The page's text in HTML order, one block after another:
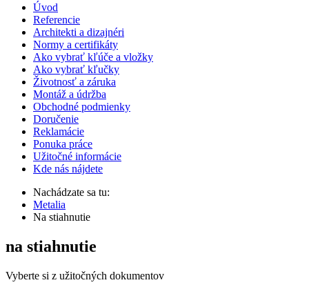
Úvod
Referencie
Architekti a dizajnéri
Normy a certifikáty
Ako vybrať kľúče a vložky
Ako vybrať kľučky
Životnosť a záruka
Montáž a údržba
Obchodné podmienky
Doručenie
Reklamácie
Ponuka práce
Užitočné informácie
Kde nás nájdete
Nachádzate sa tu:
Metalia
Na stiahnutie
na stiahnutie
Vyberte si z užitočných dokumentov